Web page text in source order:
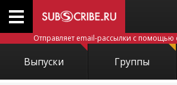
Отправляет email-рассылки с помощью
Выпуски Группы